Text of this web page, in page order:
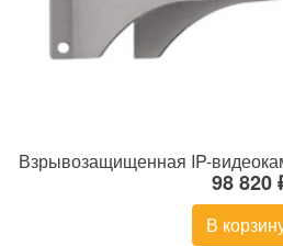
98 820
В